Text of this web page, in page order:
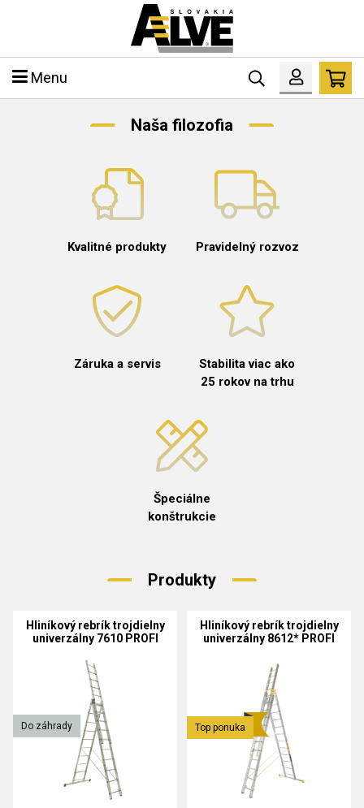
Menu
Naša filozofia
Kvalitné produkty Pravidelný rozvoz
Záruka a servis
Stabilita viac ako
25 rokov na trhu
Špeciálne
konštrukcie
Produkty
Hliníkový rebrík trojdielny
univerzálny 7610 PROFI
Do záhrady
Hliníkový rebrík trojdielny
univerzálny 8612* PROFI
Top ponuka